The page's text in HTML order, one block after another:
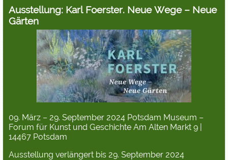
Ausstellung: Karl Foerster. Neue Wege – Neue
Gärten
09. März – 29. September 2024 Potsdam Museum –
Forum für Kunst und Geschichte Am Alten Markt 9 |
14467 Potsdam
Ausstellung verlängert bis 29. September 2024